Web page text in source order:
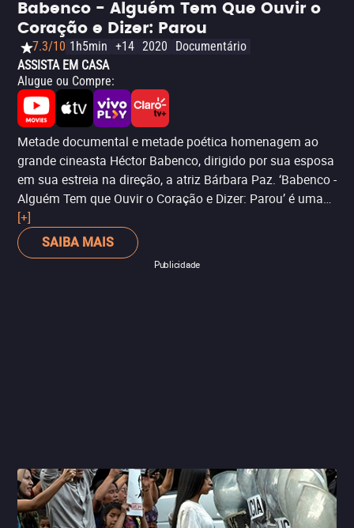
Babenco - Alguém Tem Que Ouvir o
Coração e Dizer: Parou
7.3/10 1h5min +14 2020
Documentário
ASSISTA EM CASA
Alugue ou Compre:
Metade documental e metade poética homenagem ao
grande cineasta Héctor Babenco, dirigido por sua esposa
em sua estreia na direção, a atriz Bárbara Paz. ‘Babenco -
Alguém Tem que Ouvir o Coração e Dizer: Parou’ é uma
viagem ao longo de toda a sua carreira, desde o seu
início mais humilde até o auge em Cannes e seus
últimos anos. Indicado na categoria de Melhor Filme
[+]
SAIBA MAIS
Publicidade